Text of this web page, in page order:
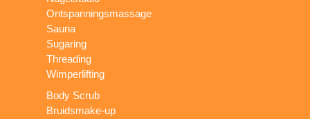
Ontspanningsmassage
Sauna
Sugaring
Threading
Wimperlifting
Body Scrub
Bruidsmake-up